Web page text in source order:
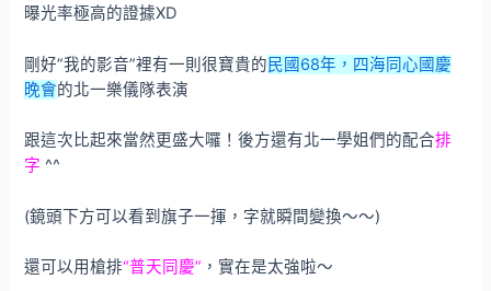
曝光率極高的證據XD
剛好”我的影音”裡有一則很寶貴的民國68年，四海同心國慶
晚會的北一樂儀隊表演
跟這次比起來當然更盛大囉！後方還有北一學姐們的配合排
字 ^^
(鏡頭下方可以看到旗子一揮，字就瞬間變換～～)
還可以用槍排“普天同慶” ，實在是太強啦～